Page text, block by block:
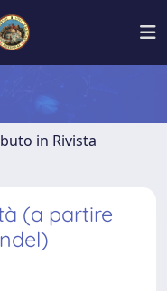
in Rivista
(a partire